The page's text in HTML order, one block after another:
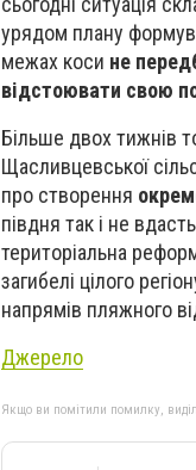
урядом плану
межах коси не
відстоювати свою
Більше двох тижнів
Щасливцевської
про створення
півдня так і не
територіальна
загибелі цілого
напрямів пляжного
Джерело
Якщо ви помітили помилку,